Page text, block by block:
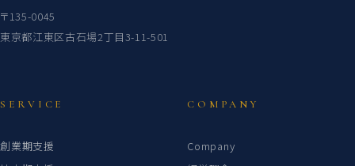
〒135-0045
東京都江東区古石場2丁目3-11-501
SERVICE
創業期支援
COMPANY
Company